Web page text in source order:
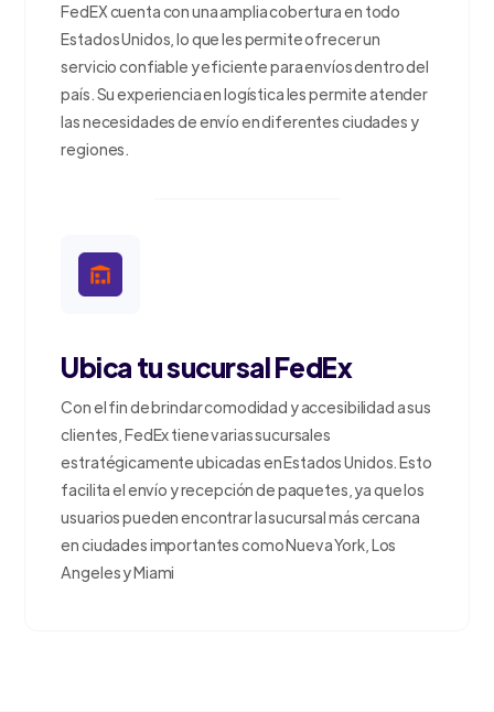
FedEX cuenta con una amplia cobertura en todo
Estados Unidos, lo que les permite ofrecer un
servicio confiable y eficiente para envíos dentro del
país. Su experiencia en logística les permite atender
las necesidades de envío en diferentes ciudades y
regiones.
Ubica tu sucursal FedEx
Con el fin de brindar comodidad y accesibilidad a sus
clientes, FedEx tiene varias sucursales
estratégicamente ubicadas en Estados Unidos. Esto
facilita el envío y recepción de paquetes, ya que los
usuarios pueden encontrar la sucursal más cercana
en ciudades importantes como Nueva York, Los
Angeles y Miami